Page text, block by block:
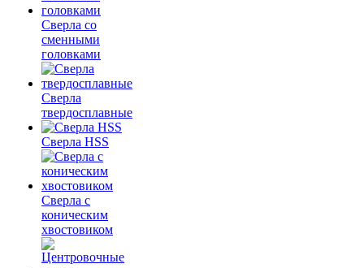
Сверла со
сменными
головками
Сверла
твердосплавные
Сверла HSS
Сверла с
коническим
хвостовиком